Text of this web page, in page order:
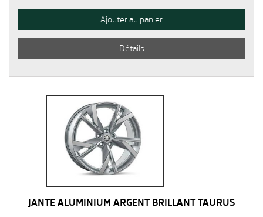
Ajouter au panier
Détails
JANTE ALUMINIUM ARGENT BRILLANT TAURUS